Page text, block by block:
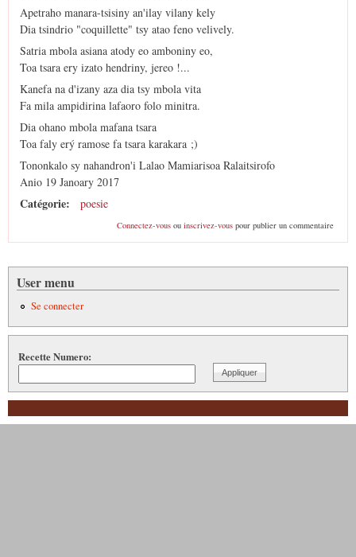
Apetraho manara-tsisiny an'ilay vilany kely
Dia tsindrio "coquillette" tsy atao feno velively.
Satria mbola asiana atody eo amboniny eo,
Toa tsara ery izato hendriny, jereo !...
Kanefa na d'izany aza dia tsy mbola vita
Fa mila ampidirina lafaoro folo minitra.
Dia ohano mbola mafana tsara
Toa faly erý ramose fa tsara karakara ;)
Tononkalo sy nahandron'i Lalao Mamiarisoa Ralaitsirofo
Anio 19 Janoary 2017
Catégorie: poesie
Connectez-vousou inscrivez-vouspour publier un commentaire
User menu
Se connecter
Recette Numero: